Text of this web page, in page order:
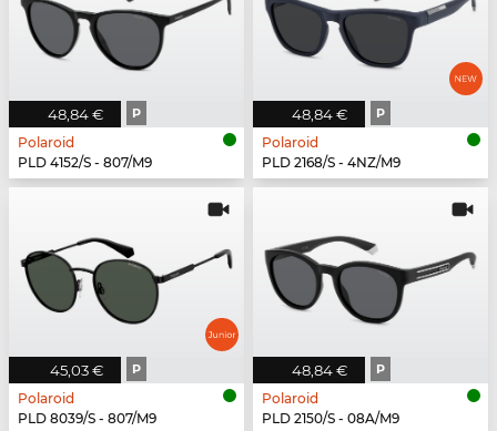
48,84 € P
Polaroid
PLD 4152/S - 807/M9
48,84 € P
Polaroid
PLD 2168/S - 4NZ/M9
45,03 € P
Polaroid
PLD 8039/S - 807/M9
48,84 € P
Polaroid
PLD 2150/S - 08A/M9